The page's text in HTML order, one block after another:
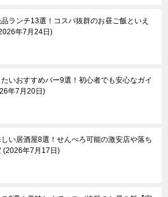
立川市
町田市
羽村市
あきる野市
諸
東京郊外エリア
ランチ13選！コスパ抜群のお昼ご飯といえ
年7月24日
いおすすめバー9選！初心者でも安心なガイ
年7月20日
しい居酒屋8選！せんべろ可能の激安店や落ち
2026年7月17日